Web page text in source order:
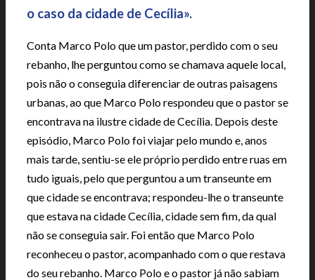
o caso da cidade de Cecília».
Conta Marco Polo que um pastor, perdido com o seu
rebanho, lhe perguntou como se chamava aquele local,
pois não o conseguia diferenciar de outras paisagens
urbanas, ao que Marco Polo respondeu que o pastor se
encontrava na ilustre cidade de Cecília. Depois deste
episódio, Marco Polo foi viajar pelo mundo e, anos
mais tarde, sentiu-se ele próprio perdido entre ruas em
tudo iguais, pelo que perguntou a um transeunte em
que cidade se encontrava; respondeu-lhe o transeunte
que estava na cidade Cecília, cidade sem fim, da qual
não se conseguia sair. Foi então que Marco Polo
reconheceu o pastor, acompanhado com o que restava
do seu rebanho. Marco Polo e o pastor já não sabiam